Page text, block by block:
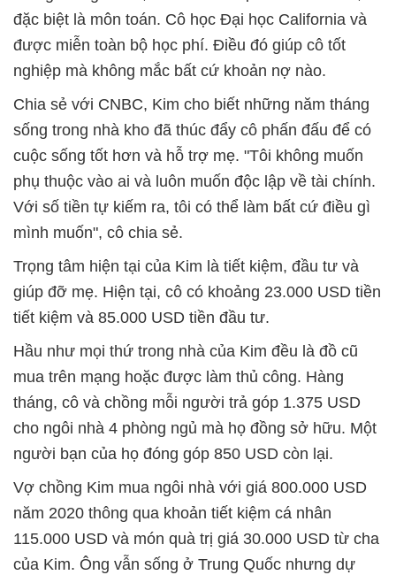
đặc biệt là môn toán. Cô học Đại học California và
được miễn toàn bộ học phí. Điều đó giúp cô tốt
nghiệp mà không mắc bất cứ khoản nợ nào.
Chia sẻ với CNBC, Kim cho biết những năm tháng
sống trong nhà kho đã thúc đẩy cô phấn đấu để có
cuộc sống tốt hơn và hỗ trợ mẹ. "Tôi không muốn
phụ thuộc vào ai và luôn muốn độc lập về tài chính.
Với số tiền tự kiếm ra, tôi có thể làm bất cứ điều gì
mình muốn", cô chia sẻ.
Trọng tâm hiện tại của Kim là tiết kiệm, đầu tư và
giúp đỡ mẹ. Hiện tại, cô có khoảng 23.000 USD tiền
tiết kiệm và 85.000 USD tiền đầu tư.
Hầu như mọi thứ trong nhà của Kim đều là đồ cũ
mua trên mạng hoặc được làm thủ công. Hàng
tháng, cô và chồng mỗi người trả góp 1.375 USD
cho ngôi nhà 4 phòng ngủ mà họ đồng sở hữu. Một
người bạn của họ đóng góp 850 USD còn lại.
Vợ chồng Kim mua ngôi nhà với giá 800.000 USD
năm 2020 thông qua khoản tiết kiệm cá nhân
115.000 USD và món quà trị giá 30.000 USD từ cha
của Kim. Ông vẫn sống ở Trung Quốc nhưng dự